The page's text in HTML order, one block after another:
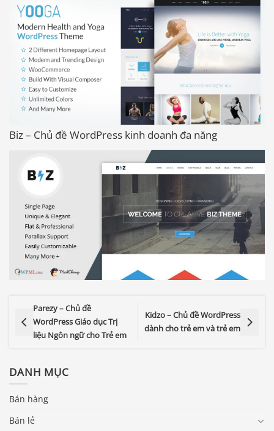
Biz – Chủ đề WordPress kinh doanh đa năng
Parezy – Chủ đề
WordPress Giáo dục Trị
liệu Ngôn ngữ cho Trẻ em
Kidzo – Chủ đề WordPress
dành cho trẻ em và trẻ em
DANH MỤC
Bán hàng
Bán lẻ